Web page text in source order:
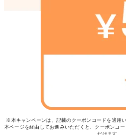
※本キャンペーンは、記載のクーポンコードを適用
本ページを経由してお進みいただくと、クーポンコ
だけます。